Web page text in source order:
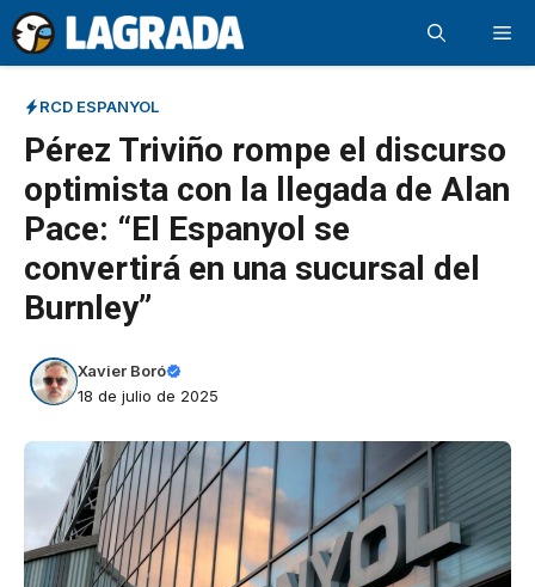
Saltar
al
contenido
RCD ESPANYOL
Pérez Triviño rompe el discurso
optimista con la llegada de Alan
Pace: “El Espanyol se
convertirá en una sucursal del
Burnley”
Xavier Boró
18 de julio de 2025